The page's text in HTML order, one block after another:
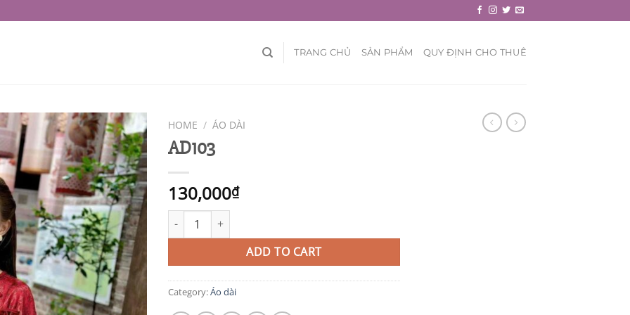
TRANG CHỦ SẢN PHẨM QUY ĐỊNH CHO THUÊ
HOME / ÁO DÀI
AD103
130,000₫
AD103 quantity
ADD TO CART
Category:Áo dài